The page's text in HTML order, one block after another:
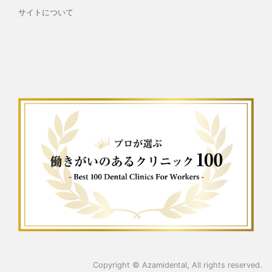
サイトについて
Copyright © Azamidental , All rights reserved.